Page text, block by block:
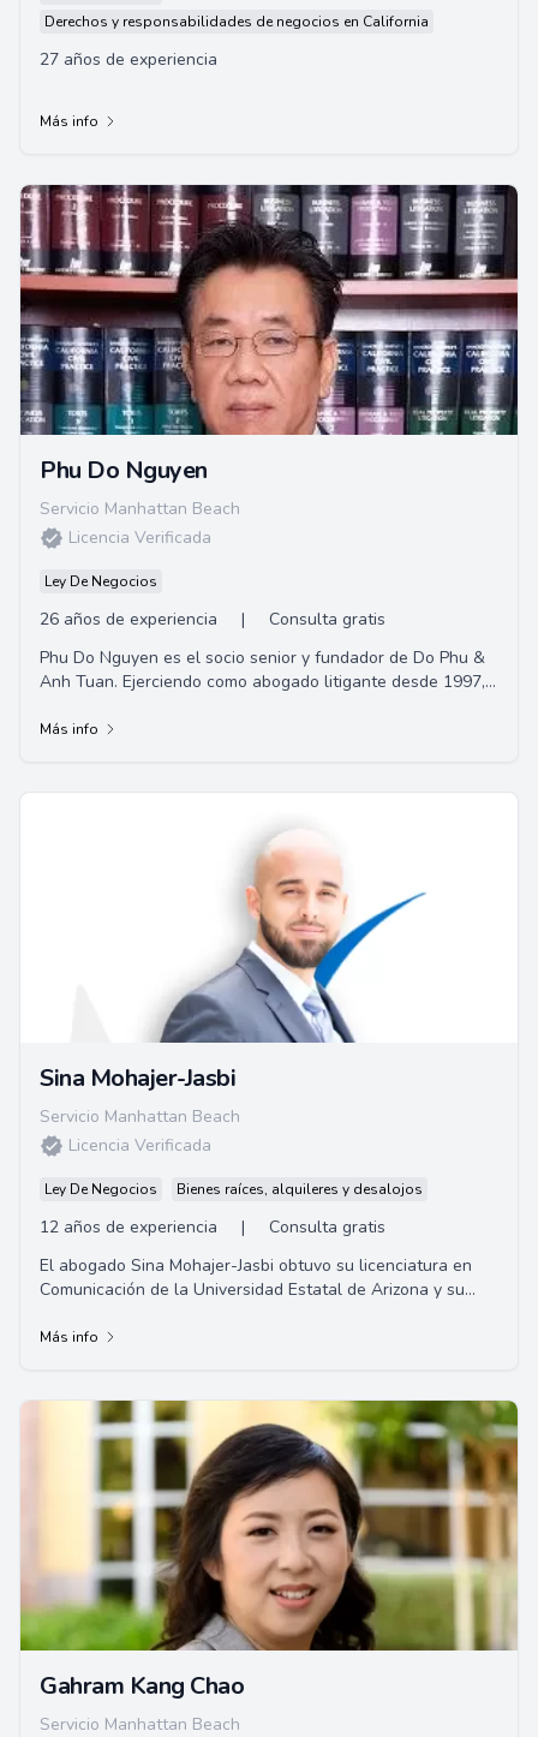
Derechos y responsabilidades de negocios en California
27 años de experiencia
Más info
Phu Do Nguyen
Servicio Manhattan Beach
Licencia Verificada
Ley De Negocios
26 años de experiencia |
Consulta gratis
Phu Do Nguyen es el socio senior y fundador de Do Phu &
Anh Tuan. Ejerciendo como abogado litigante desde 1997,
Más info
Sina Mohajer-Jasbi
Servicio Manhattan Beach
Licencia Verificada
Ley De Negocios Bienes raíces, alquileres y desalojos
12 años de experiencia |
Consulta gratis
El abogado Sina Mohajer-Jasbi obtuvo su licenciatura en
Comunicación de la Universidad Estatal de Arizona y su
Más info
Gahram Kang Chao
Servicio Manhattan Beach